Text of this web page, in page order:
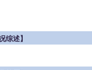
综述】